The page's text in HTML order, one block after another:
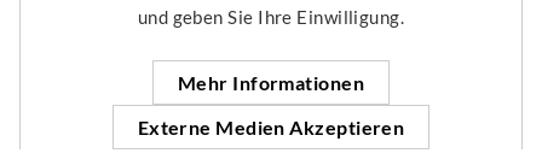
und geben Sie Ihre Einwilligung.
Mehr Informationen
Externe Medien Akzeptieren